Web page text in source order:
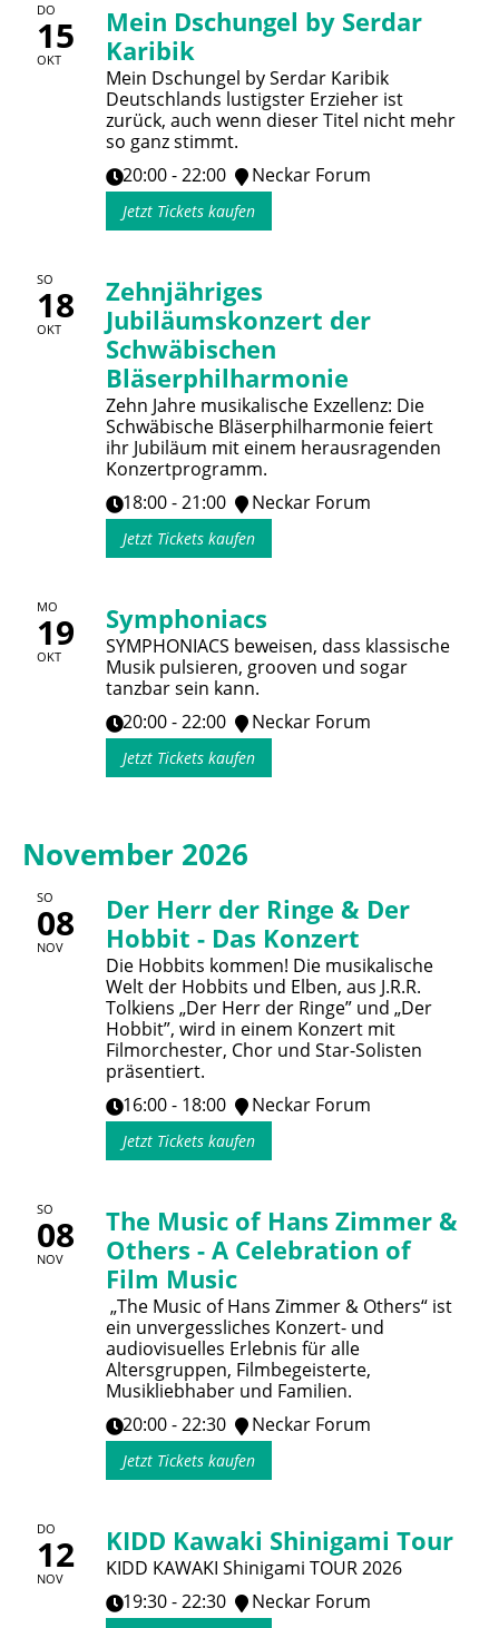
DO
15
OKT
Mein Dschungel by Serdar
Karibik
Mein Dschungel by Serdar Karibik
Deutschlands lustigster Erzieher ist
zurück, auch wenn dieser Titel nicht mehr
so ganz stimmt.
20:00 - 22:00
Neckar Forum
Jetzt Tickets kaufen
SO
18
OKT
Zehnjähriges
Jubiläumskonzert der
Schwäbischen
Bläserphilharmonie
Zehn Jahre musikalische Exzellenz: Die
Schwäbische Bläserphilharmonie feiert
ihr Jubiläum mit einem herausragenden
Konzertprogramm.
18:00 - 21:00
Neckar Forum
Jetzt Tickets kaufen
MO
19
OKT
Symphoniacs
SYMPHONIACS beweisen, dass klassische
Musik pulsieren, grooven und sogar
tanzbar sein kann.
20:00 - 22:00
Neckar Forum
Jetzt Tickets kaufen
November 2026
SO
08
NOV
Der Herr der Ringe & Der
Hobbit - Das Konzert
Die Hobbits kommen! Die musikalische
Welt der Hobbits und Elben, aus J.R.R.
Tolkiens „Der Herr der Ringe” und „Der
Hobbit”, wird in einem Konzert mit
Filmorchester, Chor und Star-Solisten
präsentiert.
16:00 - 18:00
Neckar Forum
Jetzt Tickets kaufen
SO
08
NOV
The Music of Hans Zimmer &
Others - A Celebration of
Film Music
„The Music of Hans Zimmer & Others“ ist
ein unvergessliches Konzert- und
audiovisuelles Erlebnis für alle
Altersgruppen, Filmbegeisterte,
Musikliebhaber und Familien.
20:00 - 22:30
Neckar Forum
Jetzt Tickets kaufen
DO
12
NOV
KIDD Kawaki Shinigami Tour
KIDD KAWAKI Shinigami TOUR 2026
19:30 - 22:30
Neckar Forum